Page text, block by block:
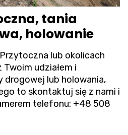
tania
holowanie
lub okolicach
Twoim udziałem i
lub holowania,
to skontaktuj się z nami i
telefonu: +48 508